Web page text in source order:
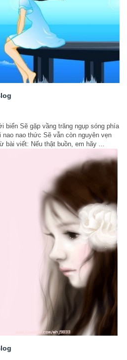
biển Sẽ gặp vầng trăng ngụp sóng phía
nao thức Sẽ vẫn còn nguyên vẹn
viết: Nếu thật buồn, em hãy ...